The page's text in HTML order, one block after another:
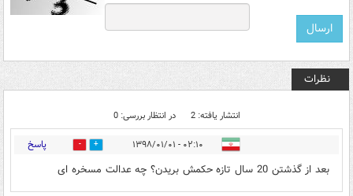
نظرات
انتشار یافته: 2 در انتظار بررسی: 0
۰۲:۱۰ - ۱۳۹۸/۰۱/۰۱ 3 پاسخ
بعد از گذشتن 20 سال تازه حکمش بریدن؟ چه عدالت مسخره ای